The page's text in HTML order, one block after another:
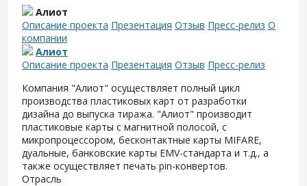
Алиот
Описание проекта Презентация Отзыв Пресс-релиз О
компании
Алиот
Описание проекта Презентация Отзыв Пресс-релиз
Компания "Алиот" осуществляет полный цикл
производства пластиковых карт от разработки
дизайна до выпуска тиража. "Алиот" производит
пластиковые карты с магнитной полосой, с
микропроцессором, бесконтактные карты MIFARE,
дуальные, банковские карты EMV-стандарта и т.д., а
также осуществляет печать pin-конвертов.
Отрасль